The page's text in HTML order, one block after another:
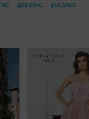
дорогие
русалка